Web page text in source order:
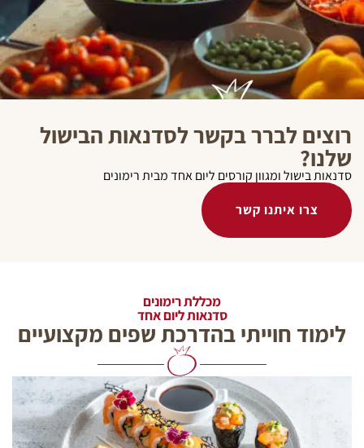
מכללת רימונים טבריה
המרחצאות 22
רוצים לברר בקשר לסדנאות הבישול
שלנו?
סדנאות בישול ומגוון קורסים ליום אחד מבית רימונים
צרו איתנו קשר
מכללת רימונים
סדנאות ליום אחד
לימוד חוייתי בהדרכת שפים מקצועיים